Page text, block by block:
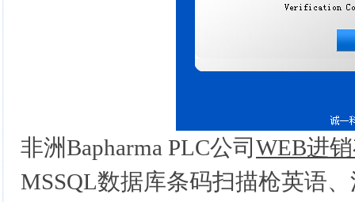
非洲Bapharma PLC公司 WEB进
MSSQL数据库条码扫描枪英语